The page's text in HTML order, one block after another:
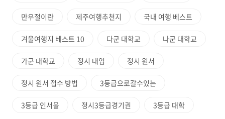
만우절이란 제주여행추천지 국내 여행 베스트
겨울여행지 베스트 10 다군 대학교 나군 대학교
가군 대학교 정시 대입 정시 원서
정시 원서 접수 방법 3등급으로갈수있는
3등급 인서울 정시3등급경기권 3등급 대학